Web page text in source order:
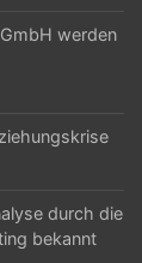
werden
durch die
bekannt